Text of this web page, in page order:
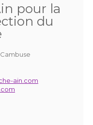
pour la
du
ain.com